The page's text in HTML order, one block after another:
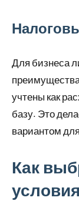
Для бизнеса
учтены как
базу. Это
вариантом
Как